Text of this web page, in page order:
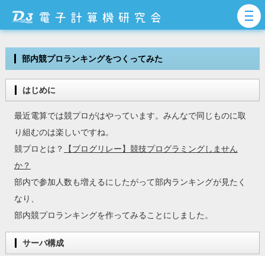
部内競プロランキングをつくってみた
はじめに
最近電算では競プロがはやっています。みんなで同じものに取
り組むのは楽しいですね。
競プロとは？
【ブログリレー】競技プログラミングしません
か？
部内で参加人数も増えるにしたがって部内ランキングが見たく
なり、
部内競プロランキングを作ってみることにしました。
サーバ構成